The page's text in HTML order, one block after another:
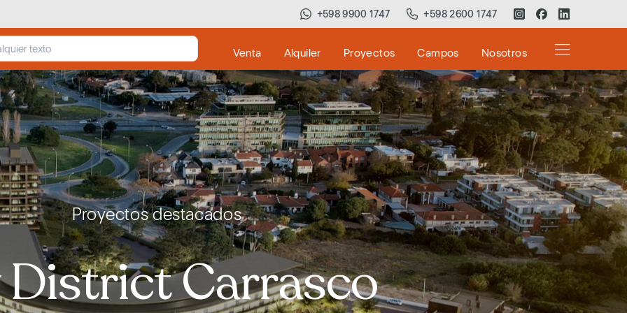
+598 9900 1747 +598 2600 1747
Venta Alquiler Proyectos Campos Nosotros
Proyectos destacados
Carrasco